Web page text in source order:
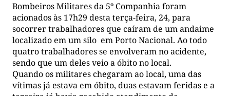
Bombeiros Militares da 5º Companhia foram
acionados às 17h29 desta terça-feira, 24, para
socorrer trabalhadores que caíram de um andaime
localizado em um silo em Porto Nacional. Ao todo
quatro trabalhadores se envolveram no acidente,
sendo que um deles veio a óbito no local.
Quando os militares chegaram ao local, uma das
vítimas já estava em óbito, duas estavam feridas e a